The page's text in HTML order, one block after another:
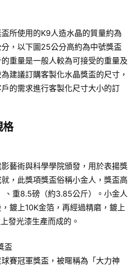
所使用的K9人造水晶的質量約為
，以下圖25公分高約為中號獎盃
重量是一般人較為可接受的重量及
建議訂購客製化水晶獎盃的尺寸，
的需求進行客製化尺寸大小的訂
格
藝術與科學學院頒發，用於表揚獎
，此獎項獎盃俗稱小金人，獎盃高
、重8.5磅（約3.85公斤）。小金人
鍍上10K金箔，再經過精磨，鍍上
發光漆生產而成的。
盃
賽冠軍獎盃，被暱稱為「大力神